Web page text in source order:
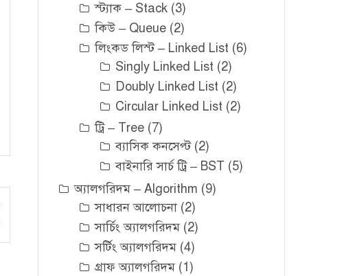
স্ট্যাক – Stack (3)
কিউ – Queue (2)
লিংকড লিস্ট – Linked List (6)
Singly Linked List (2)
Doubly Linked List (2)
Circular Linked List (2)
ট্রি – Tree (7)
ব্যাসিক কনসেপ্ট(2)
বাইনারি সার্চ ট্রি – BST (5)
অ্যালগরিদম – Algorithm (9)
সাধারন আলোচনা (2)
সার্চিং অ্যালগরিদম (2)
সর্টিং অ্যালগরিদম (4)
গ্রাফ অ্যালগরিদম (1)